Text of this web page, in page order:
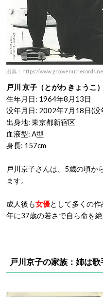
出典：https://
戸川 京子（とがわ きょうこ）
生年月日: 1964年8月13日
没年月日: 2002年7月18日(没
出身地: 東京都新宿区
血液型: A型
身長: 157cm
戸川京子さんは、5歳の頃か
ます。
成人後も女優として多くの
年に37歳の若さで自ら命を
戸川京子の家族：姉は